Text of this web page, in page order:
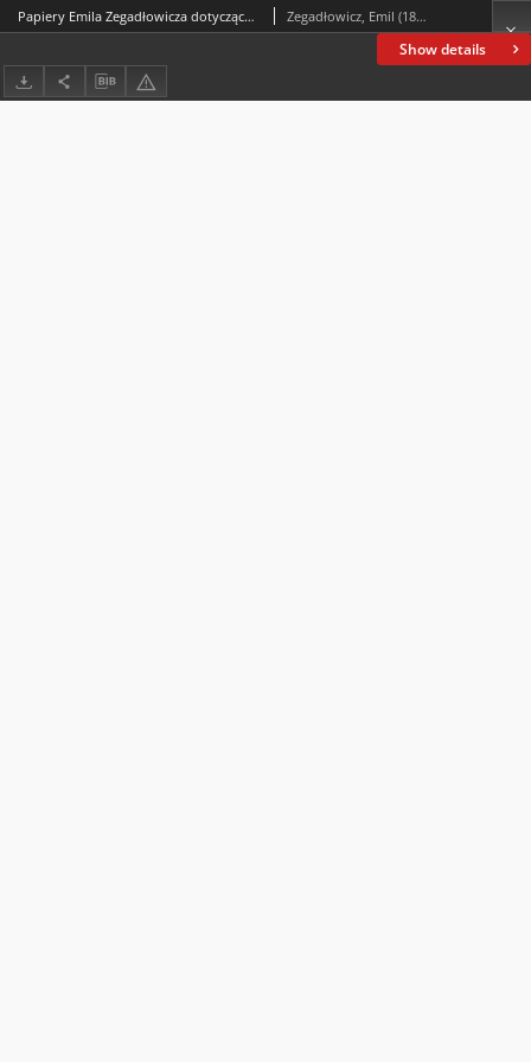
Show details
Papiery Emila Zegadłowicza dotyczące Ministerstwa Sztuki i Kultury – „W Ministerstwie Kultury i Sztuki”, artykuł Zegadłowicz, Emil (1888-1941)